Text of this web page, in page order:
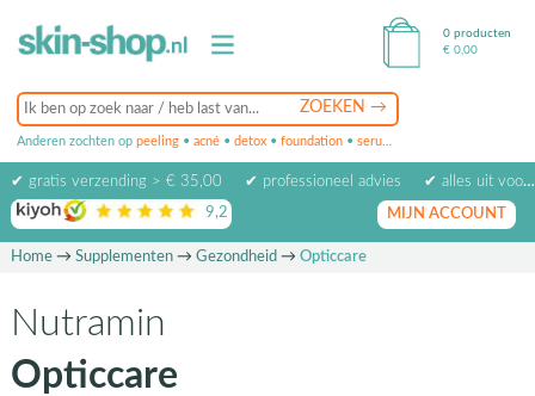
Anderen zochten op peeling • acné • detox • foundation • serum
0 producten
€ 0,00
✔ gratis verzending > € 35,00 ✔ professioneel advies
✔ alles uit voorraad leverbaar
9,2 op basis van beoordelingen
MIJN ACCOUNT
Home→ Supplementen→ Gezondheid → Opticcare
Nutramin
Opticcare